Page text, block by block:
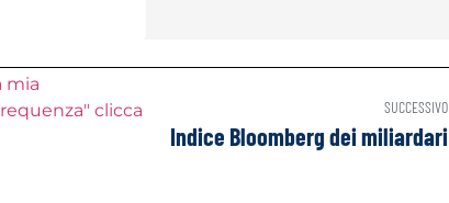
SUCCESSIVO
Indice Bloomberg dei miliardari
mia
clicca